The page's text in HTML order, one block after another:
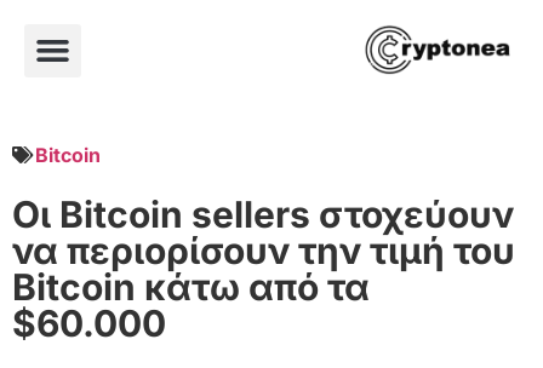
Bitcoin
Οι Bitcoin sellers στοχεύουν
να περιορίσουν την τιμή του
Bitcoin κάτω από τα
$60.000